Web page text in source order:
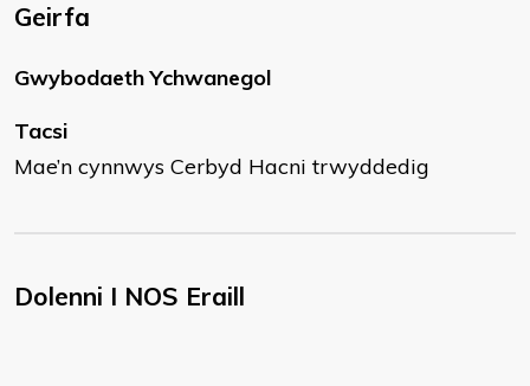
Geirfa
Gwybodaeth Ychwanegol
Tacsi
Mae’n cynnwys Cerbyd Hacni trwyddedig
Dolenni I NOS Eraill